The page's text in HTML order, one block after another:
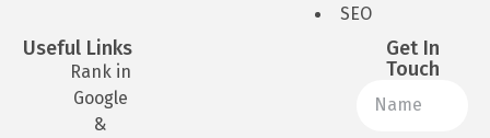
SEO
Useful Links
Rank in
Google
&
Get In
Touch